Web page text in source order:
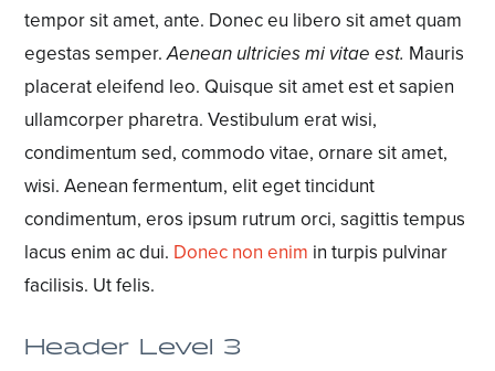
tempor sit amet, ante. Donec eu libero sit amet quam
egestas semper.Aenean ultricies mi vitae est. Mauris
placerat eleifend leo. Quisque sit amet est et sapien
ullamcorper pharetra. Vestibulum erat wisi,
condimentum sed,commodo vitae, ornare sit amet,
wisi. Aenean fermentum, elit eget tincidunt
condimentum, eros ipsum rutrum orci, sagittis tempus
lacus enim ac dui. Donec non enim in turpis pulvinar
facilisis. Ut felis.
Header Level 3